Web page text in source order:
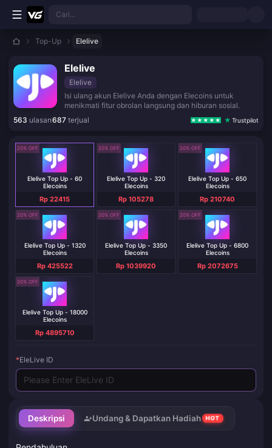
Lewati ke konten utama
Cari...
Top-Up Elelive
Elelive
Elelive
Isi ulang akun Elelive Anda dengan Elecoins untuk
menikmati fitur obrolan langsung dan hiburan sosial.
563 ulasan687 terjual Trustpilot
Deskripsi Undang & Dapatkan Hadiah HOT
20% OFF
Elelive Top Up - 60
Elecoins
Rp 22415
20% OFF
Elelive Top Up - 320
Elecoins
Rp 105278
20% OFF
Elelive Top Up - 650
Elecoins
Rp 210740
20% OFF
Elelive Top Up - 1320
Elecoins
Rp 425522
20% OFF
Elelive Top Up - 3350
Elecoins
Rp 1039920
20% OFF
Elelive Top Up - 6800
Elecoins
Rp 2072675
20% OFF
Elelive Top Up - 18000
Elecoins
Rp 4895710
*EleLive ID